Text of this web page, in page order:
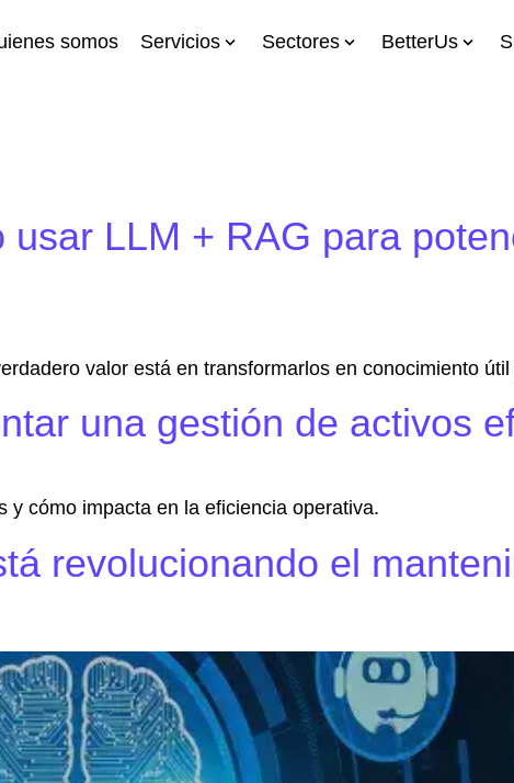
somos Servicios Sectores BetterUs
LLM + RAG para
valor está en transformarlos en conocimiento
una gestión de activos
y cómo impacta en la eficiencia operativa.
revolucionando el